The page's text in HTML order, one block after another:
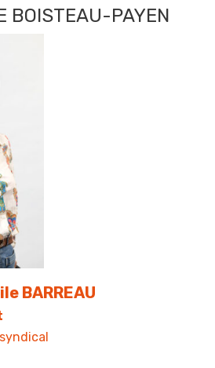
BOISTEAU-PAYEN
BARREAU